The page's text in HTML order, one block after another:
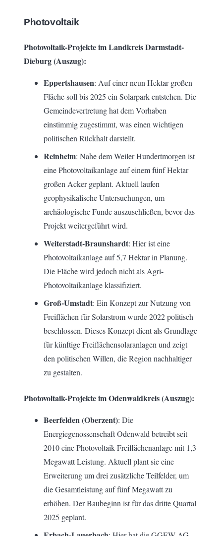
Photovoltaik
Photovoltaik-Projekte im Landkreis Darmstadt-
Dieburg (Auszug):
Eppertshausen: Auf einer neun Hektar großen
Fläche soll bis 2025 ein Solarpark entstehen. Die
Gemeindevertretung hat dem Vorhaben
einstimmig zugestimmt, was einen wichtigen
politischen Rückhalt darstellt.
Reinheim: Nahe dem Weiler Hundertmorgen ist
eine Photovoltaikanlage auf einem fünf Hektar
großen Acker geplant. Aktuell laufen
geophysikalische Untersuchungen, um
archäologische Funde auszuschließen, bevor das
Projekt weitergeführt wird.
Weiterstadt-Braunshardt: Hier ist eine
Photovoltaikanlage auf 5,7 Hektar in Planung.
Die Fläche wird jedoch nicht als Agri-
Photovoltaikanlage klassifiziert.
Groß-Umstadt: Ein Konzept zur Nutzung von
Freiflächen für Solarstrom wurde 2022 politisch
beschlossen. Dieses Konzept dient als Grundlage
für künftige Freiflächensolaranlagen und zeigt
den politischen Willen, die Region nachhaltiger
zu gestalten.
Photovoltaik-Projekte im Odenwaldkreis (Auszug):
Beerfelden (Oberzent): Die
Energiegenossenschaft Odenwald betreibt seit
2010 eine Photovoltaik-Freiflächenanlage mit 1,3
Megawatt Leistung. Aktuell plant sie eine
Erweiterung um drei zusätzliche Teilfelder, um
die Gesamtleistung auf fünf Megawatt zu
erhöhen. Der Baubeginn ist für das dritte Quartal
2025 geplant.